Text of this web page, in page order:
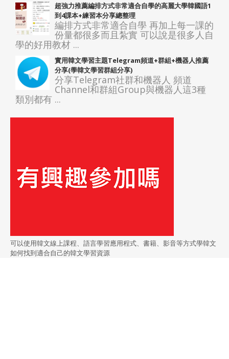
超強力推薦編排方式非常適合自學的高麗大學韓國語1
到4課本+練習本分享總整理
編排方式非常適合自學 再加上每一課的
份量都很多而且紮實 可以說是很多人自
學的好用教材 ...
實用韓文學習主題Telegram頻道+群組+機器人推薦
分享(學韓文學習群組分享)
分享Telegram社群和機器人 頻道
Channel和群組Group與機器人這3種
類別都有 ...
可以使用韓文線上課程、語言學習應用程式、書籍、影音等方式學韓文
如何找到適合自己的韓文學習資源